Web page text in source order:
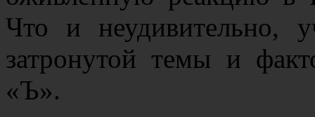
Что и неудивительно,
затронутой темы и
«Ъ».